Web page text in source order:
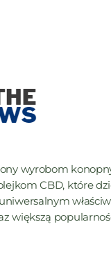
wyrobom
CBD, które
większą